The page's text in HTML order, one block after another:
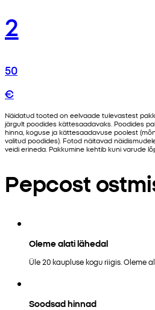
2
50
€
Näidatud tooted on eelvaade tulevastest
järgult poodides kättesaadavaks. Poodides
hinna, koguse ja kättesaadavuse poolest
valitud poodides). Fotod näitavad
veidi erineda. Pakkumine kehtib kuni varude
Pepcost
Oleme alati lähedal
Üle 20 kaupluse kogu riigis. Oleme
Soodsad hinnad